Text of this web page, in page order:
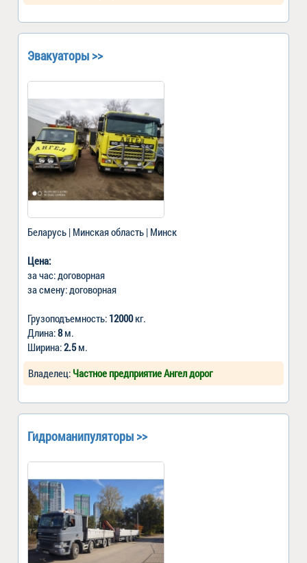
Эвакуаторы >>
Беларусь | Минская область | Минск
Цена:
за час: договорная
за смену: договорная
Грузоподъемность: 12000кг.
Длина:8м.
Ширина:2.5м.
Владелец: Частное предприятие Ангел дорог
Гидроманипуляторы >>